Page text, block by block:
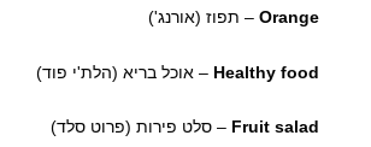
Orange– תפוז (אורנג')
Healthy food – אוכל בריא (הלת'י פוד)
Fruit salad – סלט פירות (פרוט סלד)